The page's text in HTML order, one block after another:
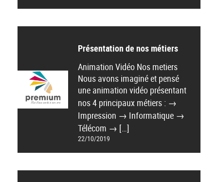
Présentation de nos métiers
Animation Vidéo Nos metiers
Nous avons imaginé et pensé
une animation vidéo présentant
nos 4 principaux métiers : →
Impression → Informatique →
Télécom → […]
22/10/2019